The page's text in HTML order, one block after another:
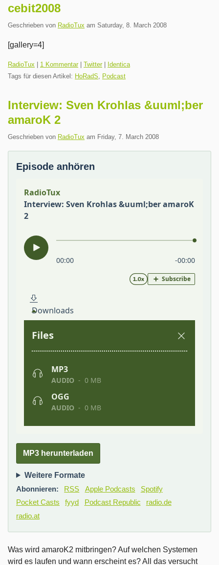
cebit2008
Geschrieben von RadioTux am Saturday, 8. March 2008
[gallery=4]
Kategorien:
RadioTux 1 Kommentar| Twitter|
Identica
Tags für diesen Artikel: HoRadS Podcast
Interview: Sven Krohlas &uuml;ber
amaroK 2
Geschrieben von RadioTux am Friday, 7. March 2008
Episode anhören
MP3 herunterladen
Weitere Formate
Abonnieren:
RSS Apple Podcasts
Spotify
Pocket Casts
fyyd Podcast Republic
radio.de
radio.at
Was wird amaroK2 mitbringen? Auf welchen Systemen
wird es laufen und wann erscheint es? All das versucht